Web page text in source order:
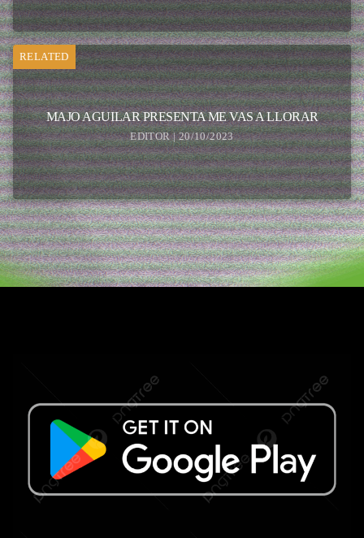
RELATED
MAJO AGUILAR PRESENTA ME VAS A LLORAR
EDITOR | 20/10/2023